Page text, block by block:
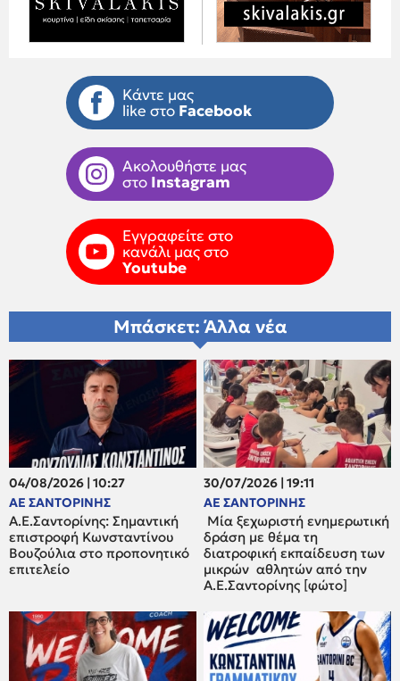
Κάντε μας
like στο Facebook
Ακολουθήστε μας
στο Instagram
Εγγραφείτε στο
κανάλι μας στο
Youtube
Μπάσκετ: Άλλα νέα
04/08/2026 | 10:27
ΑΕ ΣΑΝΤΟΡΙΝΗΣ
Α.Ε.Σαντορίνης: Σημαντική
επιστροφή Κωνσταντίνου
Βουζούλια στο προπονητικό
επιτελείο
30/07/2026 | 19:11
ΑΕ ΣΑΝΤΟΡΙΝΗΣ
Μία ξεχωριστή ενημερωτική
δράση με θέμα τη
διατροφική εκπαίδευση των
μικρών αθλητών από την
Α.Ε.Σαντορίνης [φώτο]